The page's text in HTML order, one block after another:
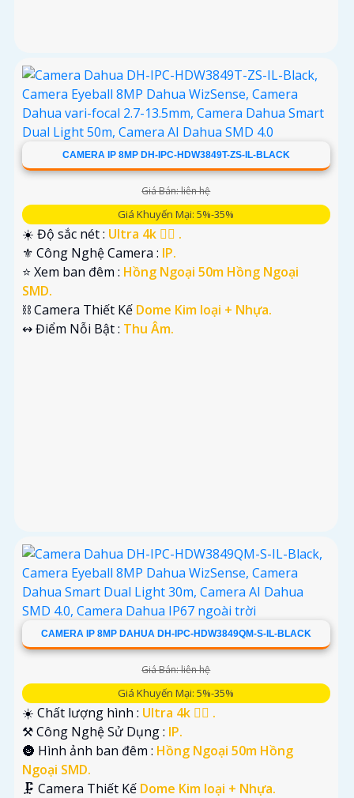
CAMERA IP 8MP DH-IPC-HDW3849T-ZS-IL-BLACK
Giá Bán: liên hệ
Giá Khuyến Mại: 5%-35%
☀️ Độ sắc nét : Ultra 4k 👍🏾 .
⚜️ Công Nghệ Camera : IP.
⭐ Xem ban đêm : Hồng Ngoại 50m Hồng Ngoại
SMD.
⛓ Camera Thiết Kế Dome Kim loại + Nhựa.
️↭ Điểm Nỗi Bật : Thu Âm.
CAMERA IP 8MP DAHUA DH-IPC-HDW3849QM-S-IL-BLACK
Giá Bán: liên hệ
Giá Khuyến Mại: 5%-35%
☀️ Chất lượng hình : Ultra 4k 👍🏾 .
⚒ Công Nghệ Sử Dụng : IP.
🌚 Hình ảnh ban đêm : Hồng Ngoại 50m Hồng
Ngoại SMD.
🗜️ Camera Thiết Kế Dome Kim loại + Nhựa.